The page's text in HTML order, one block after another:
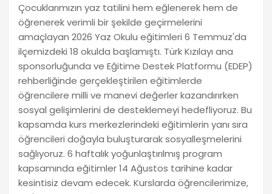
Çocuklarımızın yaz tatilini hem eğlenerek hem de
öğrenerek verimli bir şekilde geçirmelerini
amaçlayan 2026 Yaz Okulu eğitimleri 6 Temmuz'da
ilçemizdeki 18 okulda başlamıştı. Türk Kızılayı ana
sponsorluğunda ve Eğitime Destek Platformu (EDEP)
rehberliğinde gerçekleştirilen eğitimlerde
öğrencilere milli ve manevi değerler kazandırırken
sosyal gelişimlerini de desteklemeyi hedefliyoruz. Bu
kapsamda kurs merkezlerindeki eğitimlerin yanı sıra
öğrencileri doğayla buluşturarak sosyalleşmelerini
sağlıyoruz. 6 haftalık yoğunlaştırılmış program
kapsamında eğitimler 14 Ağustos tarihine kadar
kesintisiz devam edecek. Kurslarda öğrencilerimize,